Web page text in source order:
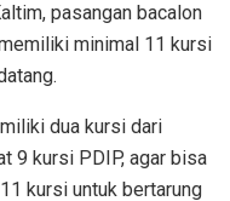
pasangan bacalon
minimal 11 kursi
dua kursi dari
9 kursi PDIP, agar bisa
kursi untuk bertarung